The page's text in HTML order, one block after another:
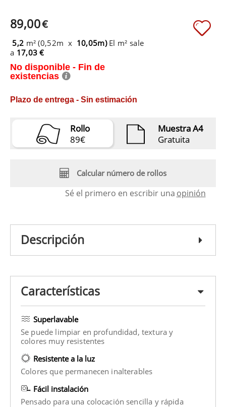
89,00€
5,2 m² (0,52m x 10,05m) El m² sale
a 17,03 €
No disponible - Fin de
existencias
Plazo de entrega - Sin estimación
Rollo
89€
Muestra A4
Gratuita
Calcular número de rollos
Sé el primero en escribir una opinión
Descripción
Características
Superlavable
Se puede limpiar en profundidad, textura y
colores muy resistentes
Resistente a la luz
Colores que permanecen inalterables
Fácil instalación
Pensado para una colocación sencilla y rápida